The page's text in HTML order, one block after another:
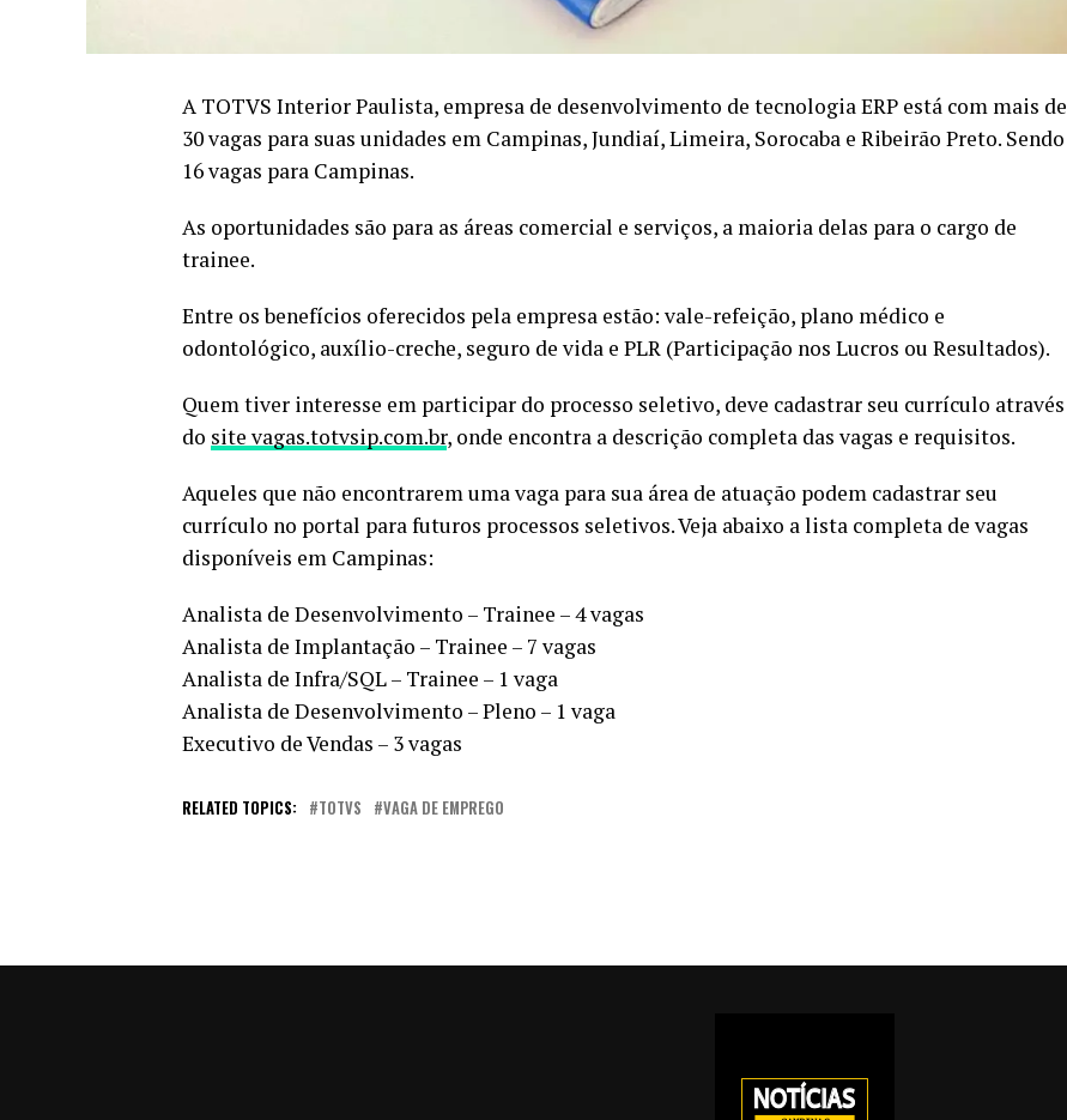
A TOTVS Interior Paulista, empresa de desenvolvimento de tecnologia ERP está com mais de
30 vagas para suas unidades em Campinas, Jundiaí, Limeira, Sorocaba e Ribeirão Preto. Sendo
16 vagas para Campinas.
As oportunidades são para as áreas comercial e serviços, a maioria delas para o cargo de
trainee.
Entre os benefícios oferecidos pela empresa estão: vale-refeição, plano médico e
odontológico, auxílio-creche, seguro de vida e PLR (Participação nos Lucros ou Resultados).
Quem tiver interesse em participar do processo seletivo, deve cadastrar seu currículo através
do site vagas.totvsip.com.br, onde encontra a descrição completa das vagas e requisitos.
Aqueles que não encontrarem uma vaga para sua área de atuação podem cadastrar seu
currículo no portal para futuros processos seletivos. Veja abaixo a lista completa de vagas
disponíveis em Campinas:
Analista de Desenvolvimento – Trainee – 4 vagas
Analista de Implantação – Trainee – 7 vagas
Analista de Infra/SQL – Trainee – 1 vaga
Analista de Desenvolvimento – Pleno – 1 vaga
Executivo de Vendas – 3 vagas
RELATED TOPICS: TOTVS VAGA DE EMPREGO